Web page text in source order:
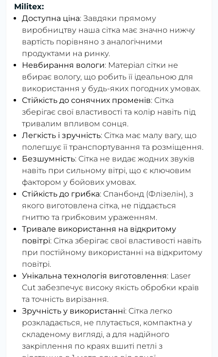
Militex:
Доступна ціна: Завдяки прямому
виробництву наша сітка має значно нижчу
вартість порівняно з аналогічними
продуктами на ринку.
Невбирання вологи: Матеріал сітки не
вбирає вологу, що робить її ідеальною для
використання у будь-яких погодних умовах.
Стійкість до сонячних променів: Сітка
зберігає свої властивості та колір навіть під
тривалим впливом сонця.
Легкість і зручність: Сітка має малу вагу, що
полегшує її транспортування та розміщення.
Безшумність: Сітка не видає жодних звуків
навіть при сильному вітрі, що є ключовим
фактором у бойових умовах.
Стійкість до грибка: Спанбонд (Флізелін), з
якого виготовлена сітка, не піддається
гниттю та грибковим ураженням.
Тривале використання на відкритому
повітрі: Сітка зберігає свої властивості навіть
при постійному використанні на відкритому
повітрі.
Унікальна технологія виготовлення: Laser
Cut забезпечує високу якість обробки країв
та точність вирізання.
Зручність у використанні: Сітка легко
розкладається, не плутається, компактна у
складеному вигляді, а для надійного
закріплення по краях вшиті петлі з